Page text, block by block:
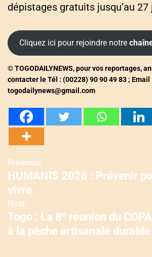
dépistages gratuits jusqu’au 27
Cliquez ici pour rejoindre notre
© TOGODAILYNEWS, pour vos reportages,
contacter le Tél : (00228) 90 90 49 83 ; Email
togodailynews@gmail.com
N
a
v
i
Previous:
HUMANIS 2026 : Prévenir
vivre
Next:
Togo : La 8ᵉ réunion du
à la pêche artisanale durable